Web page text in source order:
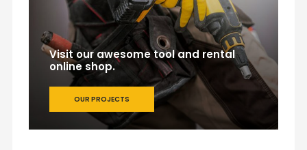
Visit our awesome tool and rental
online shop.
OUR PROJECTS